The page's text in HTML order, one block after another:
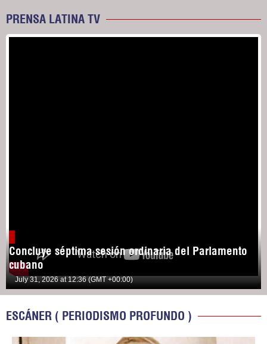
PRENSA LATINA TV
Concluye séptima sesión ordinaria del Parlamento
cubano
July 31, 2026 at 12:36 (GMT +00:00)
ESCÁNER ( PERIODISMO PROFUNDO )